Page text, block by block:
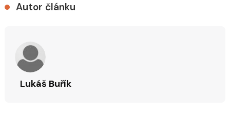
Autor článku
Lukáš Buřík